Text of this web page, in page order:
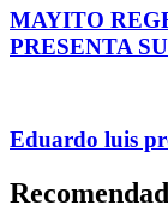
MAYITO
PRESENTA
Eduardo luis